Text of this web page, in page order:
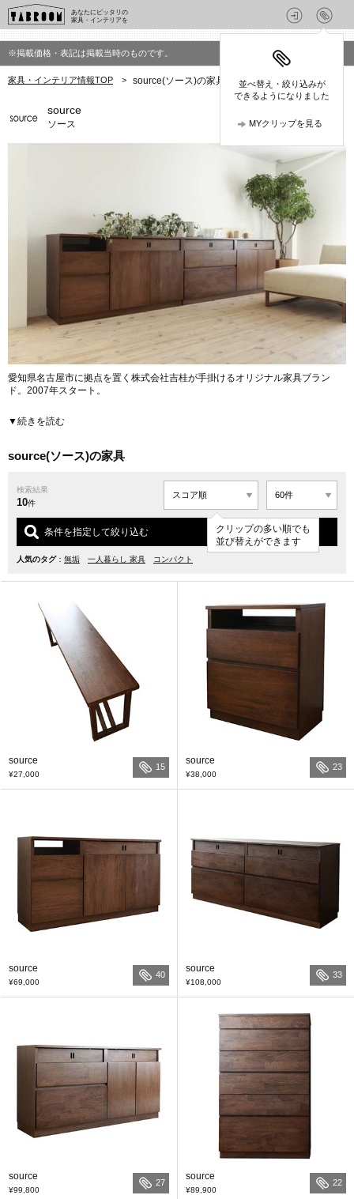
あなたにピッタリの
家具・インテリアを
並べ替え・絞り込みが
できるようになりました
MYクリップを見る
※掲載価格・表記は掲載当時のものです。
家具・インテリア情報TOP > source(ソース)の家具
source
ソース
愛知県名古屋市に拠点を置く株式会社吉桂が手掛けるオリジナル家具ブラン
ド。2007年スタート。
日本の住空間設計で伝統的に多く用いられる寸法「江戸間」(88cm×176cm)を
家具設計に用いているのが最大の特徴。江戸間をモジュールとして設計に取り
狭小なスペースでも、あとから買い足しても、すべての家具が気持ちよく配置
でき、統一感あるレイアウトが可能だ。
マホガニー無垢材が美しい「TOCCO」シリーズ、北欧スタイルの「SALA」シ
リーズ、ウォールナット無垢材を使用した「BIS」シリーズなど、日本式モジュ
ールシステムを採用した多くのシリーズをリリースしている。
▼続きを読む
source(ソース)の家具
検索結果
10件
クリップの多い順でも
並び替えができます
条件を指定して絞り込む
人気のタグ： 無垢 一人暮らし 家具 コンパクト
source
¥27,000
15
source
¥38,000
23
source
¥69,000
40
source
¥108,000
33
source
¥99,800
27
source
¥89,900
22